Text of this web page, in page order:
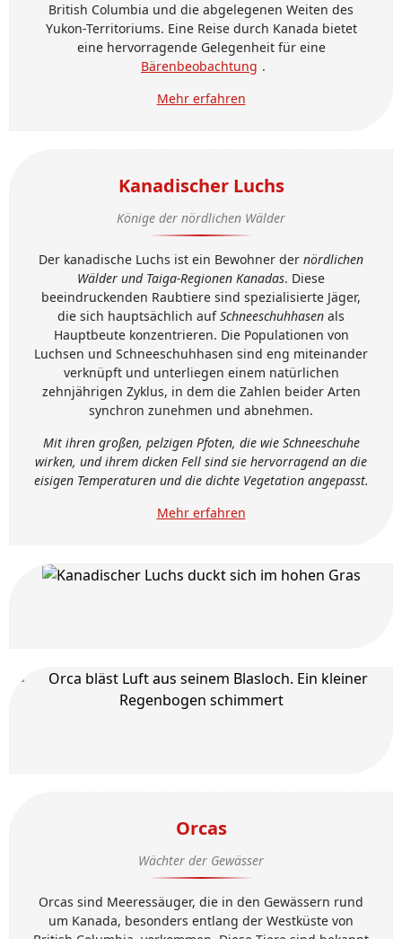
British Columbia und die abgelegenen Weiten des
Yukon-Territoriums. Eine Reise durch Kanada bietet
eine hervorragende Gelegenheit für eine
Bärenbeobachtung .
Mehr erfahren
Kanadischer Luchs
Könige der nördlichen Wälder
Der kanadische Luchs ist ein Bewohner der nördlichen
Wälder und Taiga-Regionen Kanadas. Diese
beeindruckenden Raubtiere sind spezialisierte Jäger,
die sich hauptsächlich aufSchneeschuhhasen als
Hauptbeute konzentrieren. Die Populationen von
Luchsen und Schneeschuhhasen sind eng miteinander
verknüpft und unterliegen einem natürlichen
zehnjährigen Zyklus, in dem die Zahlen beider Arten
synchron zunehmen und abnehmen.
Mit ihren großen, pelzigen Pfoten, die wie Schneeschuhe
wirken, und ihrem dicken Fell sind sie hervorragend an die
eisigen Temperaturen und die dichte Vegetation angepasst.
Mehr erfahren
Orcas
Wächter der Gewässer
Orcas sind Meeressäuger, die in den Gewässern rund
um Kanada, besonders entlang der Westküste von